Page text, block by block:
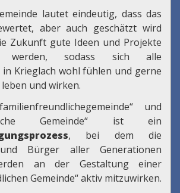
lautet eindeutig, dass das
aber auch geschätzt wird
Zukunft gute Ideen und Projekte
werden, sodass sich alle
in Krieglach wohl fühlen und gerne
und wirken.
und
Gemeinde“ ist ein
, bei dem die
Bürger aller Generationen
an der Gestaltung einer
Gemeinde“ aktiv mitzuwirken.